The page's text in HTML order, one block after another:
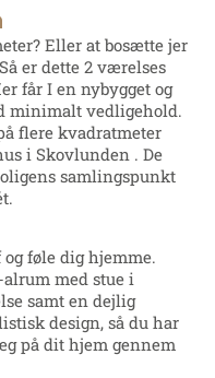
Eller at bosætte jer
er dette 2 værelses
får I en nybygget og
minimalt vedligehold.
flere kvadratmeter
i Skovlunden . De
samlingspunkt
føle dig hjemme.
med stue i
samt en dejlig
design, så du har
på dit hjem gennem